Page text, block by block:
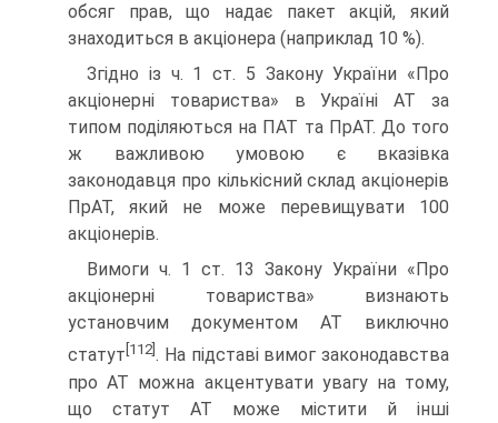
обсяг прав, що надає пакет акцій, який
знаходиться в акціонера (наприклад 10 %).
Згідно із ч. 1 ст. 5 Закону України «Про
акціонерні това­риства» в Україні АТ за
типом поділяються на ПАТ та ПрАТ. До того
ж важливою умовою є вказівка
законодавця про кількісний склад акціонерів
ПрАТ, який не може перевищу­вати 100
акціонерів.
Вимоги ч. 1 ст. 13 Закону України «Про
акціонерні то­вариства» визнають
установчим документом АТ виключно
статут [112]. На підставі вимог законодавства
про АТ можна ак­центувати увагу на тому,
що статут АТ може містити й інші